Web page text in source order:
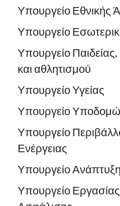
Υπουργείο Εθνικής
Υπουργείο
Υπουργείο
και αθλητισμού
Υπουργείο Υγείας
Υπουργείο
Υπουργείο
Ενέργειας
Υπουργείο
Υπουργείο Εργασίας